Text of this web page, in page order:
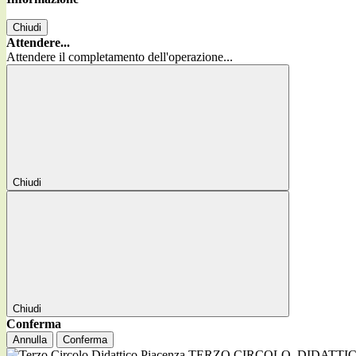
Chiudi
Attendere...
Attendere il completamento dell'operazione...
Chiudi
Chiudi
Conferma
Annulla Conferma